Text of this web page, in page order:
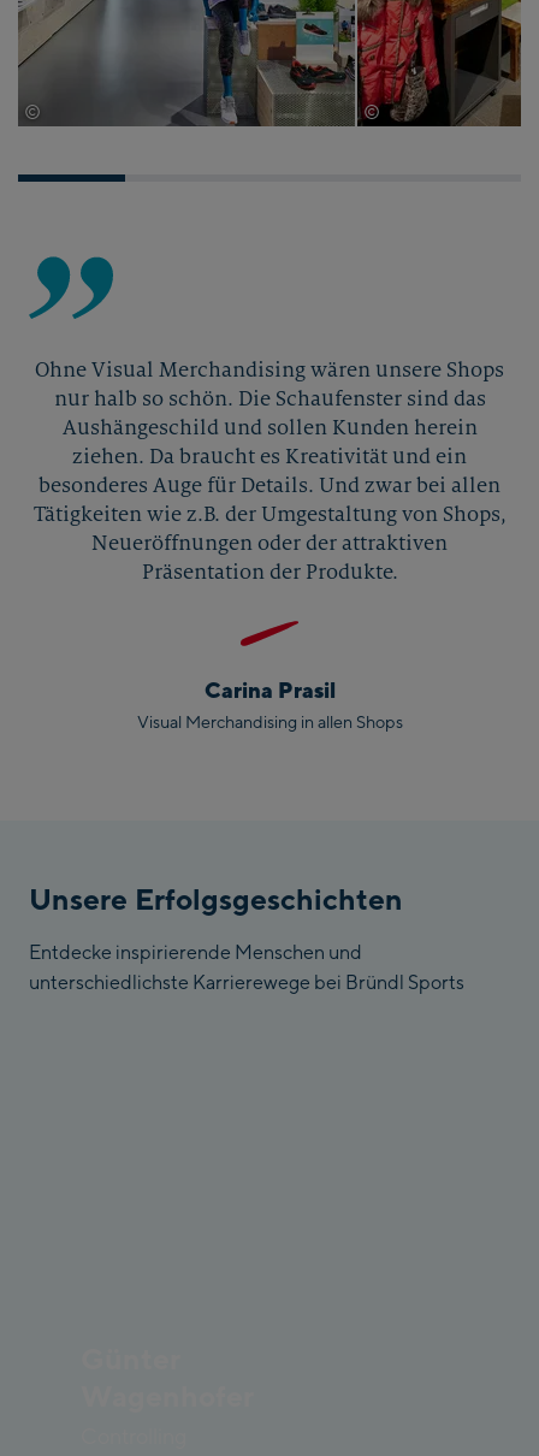
© © Wöckinger
Ohne Visual Merchandising wären unsere Shops
nur halb so schön. Die Schaufenster sind das
Aushängeschild und sollen Kunden herein
ziehen. Da braucht es Kreativität und ein
besonderes Auge für Details. Und zwar bei allen
Tätigkeiten wie z.B. der Umgestaltung von Shops,
Neueröffnungen oder der attraktiven
Präsentation der Produkte.
Carina Prasil
Visual Merchandising in allen Shops
Unsere Erfolgsgeschichten
Entdecke inspirierende Menschen und
unterschiedlichste Karrierewege bei Bründl Sports